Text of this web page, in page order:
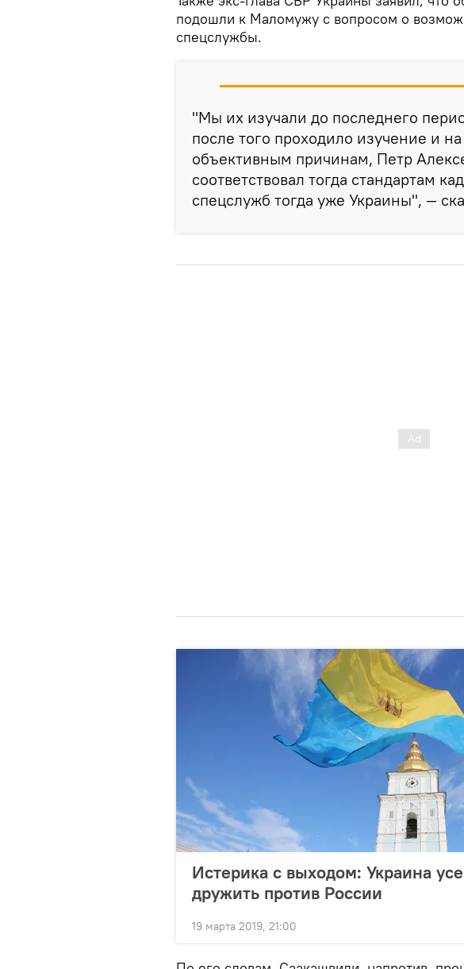
подошли к Маломужу с вопросом о
спецслужбы.
"Мы их изучали до последнего
после того проходило изучение и
объективным причинам, Петр
соответствовал тогда стандартам
спецслужб тогда уже Украины", —
Истерика с выходом: Украина
дружить против России
19 марта 2019, 21:00